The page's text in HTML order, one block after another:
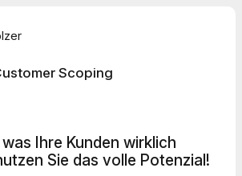
Scoping
was Ihre Kunden wirklich
Sie das volle Potenzial!